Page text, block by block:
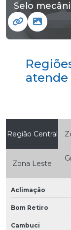
Selo
atende
Região Central
Zona Leste
Aclimação
Bom Retiro
Cambuci